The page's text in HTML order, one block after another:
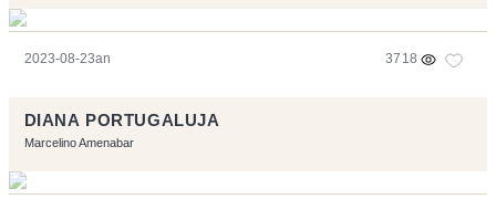
2023-08-23an 3718
DIANA PORTUGALUJA
Marcelino Amenabar